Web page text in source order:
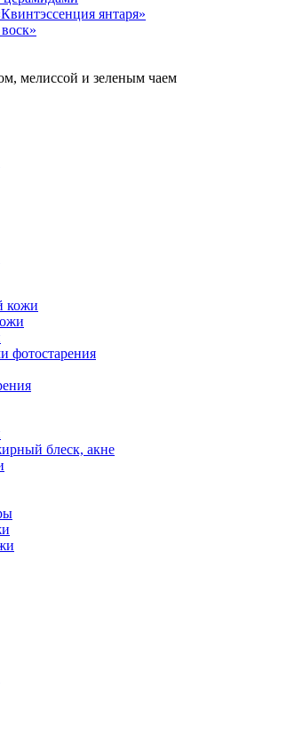
янтаря»
мелиссой и зеленым чаем
кожи
фотостарения
блеск, акне